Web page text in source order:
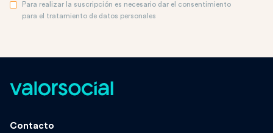
Para realizar la suscripción es necesario dar el consentimiento
para el tratamiento de datos personales
Contacto